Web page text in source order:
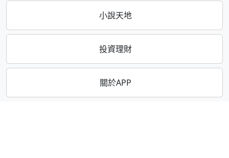
小說天地
投資理財
關於APP